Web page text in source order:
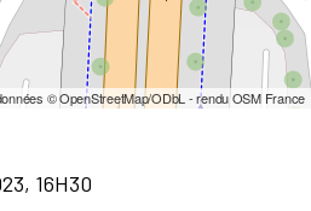
© OpenStreetMap/ODbL - rendu OSM France
16H30